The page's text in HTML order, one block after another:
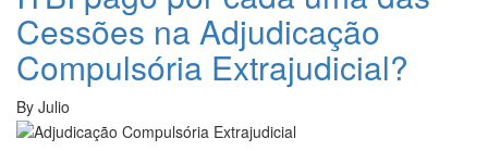
Cessões na Adjudicação
Compulsória Extrajudicial?
By Julio